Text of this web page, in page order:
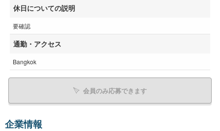
休日についての説明
要確認
通勤・アクセス
Bangkok
会員のみ応募できます
企業情報